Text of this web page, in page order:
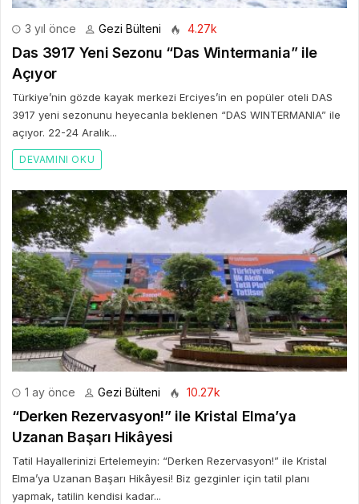
3 yıl önce Gezi Bülteni 4.27k
Das 3917 Yeni Sezonu “Das Wintermania” ile
Açıyor
Türkiye’nin gözde kayak merkezi Erciyes’in en popüler oteli DAS
3917 yeni sezonunu heyecanla beklenen “DAS WINTERMANIA” ile
açıyor. 22-24 Aralık...
DEVAMINI OKU
1 ay önce Gezi Bülteni 10.27k
“Derken Rezervasyon!” ile Kristal Elma’ya
Uzanan Başarı Hikâyesi
Tatil Hayallerinizi Ertelemeyin: “Derken Rezervasyon!” ile Kristal
Elma’ya Uzanan Başarı Hikâyesi! Biz gezginler için tatil planı
yapmak, tatilin kendisi kadar...